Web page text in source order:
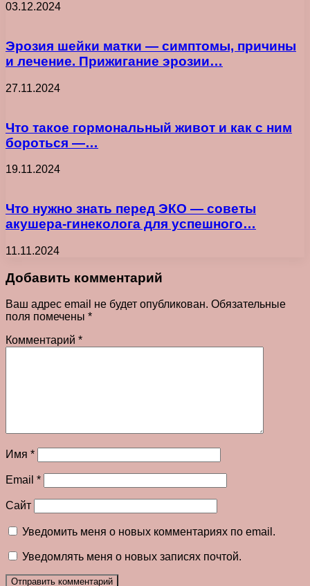
03.12.2024
Эрозия шейки матки — симптомы, причины
и лечение. Прижигание эрозии…
27.11.2024
Что такое гормональный живот и как с ним
бороться —…
19.11.2024
Что нужно знать перед ЭКО — советы
акушера-гинеколога для успешного…
11.11.2024
Добавить комментарий
Ваш адрес email не будет опубликован. Обязательные
поля помечены *
Комментарий *
Имя *
Email *
Сайт
Уведомить меня о новых комментариях по email.
Уведомлять меня о новых записях почтой.